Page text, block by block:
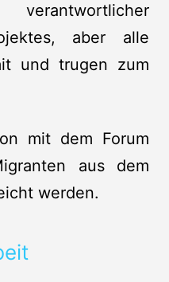
aber alle
und trugen zum
mit dem Forum
aus dem
werden.